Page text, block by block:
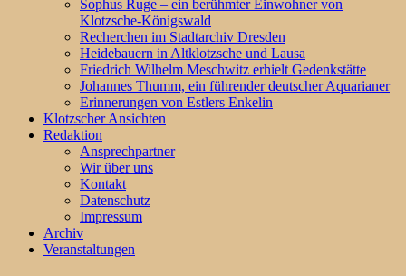
Sophus Ruge – ein berühmter Einwohner von
Klotzsche-Königswald
Recherchen im Stadtarchiv Dresden
Heidebauern in Altklotzsche und Lausa
Friedrich Wilhelm Meschwitz erhielt Gedenkstätte
Johannes Thumm, ein führender deutscher Aquarianer
Erinnerungen von Estlers Enkelin
Klotzscher Ansichten
Redaktion
Ansprechpartner
Wir über uns
Kontakt
Datenschutz
Impressum
Archiv
Veranstaltungen